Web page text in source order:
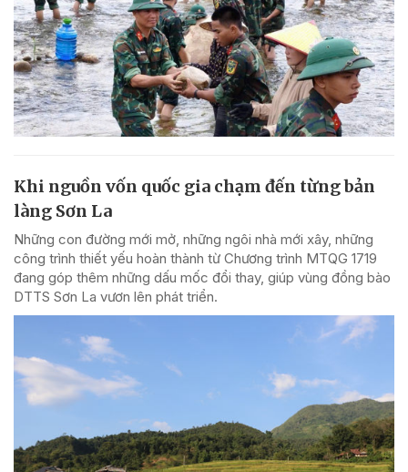
Khi nguồn vốn quốc gia chạm đến từng bản
làng Sơn La
Những con đường mới mở, những ngôi nhà mới xây, những
công trình thiết yếu hoàn thành từ Chương trình MTQG 1719
đang góp thêm những dấu mốc đổi thay, giúp vùng đồng bào
DTTS Sơn La vươn lên phát triển.